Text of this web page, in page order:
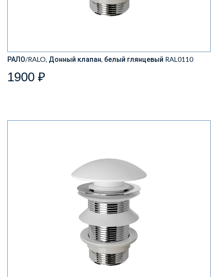
РАЛО/RALO, Донный клапан, белый глянцевый RAL0110
1900 ₽